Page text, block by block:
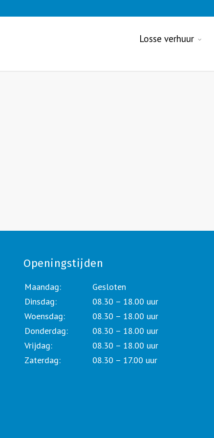
Losse verhuur
Openingstijden
Maandag:
Gesloten
Dinsdag:
08.30 – 18.00 uur
Woensdag:
08.30 – 18.00 uur
Donderdag:
08.30 – 18.00 uur
Vrijdag:
08.30 – 18.00 uur
Zaterdag:
08.30 – 17.00 uur